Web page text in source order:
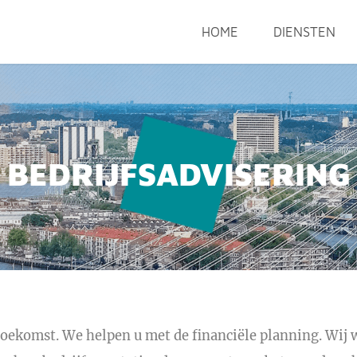
HOME DIENSTEN
BEDRIJFSADVISERING
We helpen u met de financiële planning. Wij